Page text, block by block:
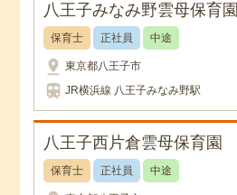
八王子みなみ野雲母保育園
保育士 正社員 中途
pin_drop 東京都八王子市
train JR横浜線 八王子みなみ野駅
八王子西片倉雲母保育園
保育士 正社員 中途